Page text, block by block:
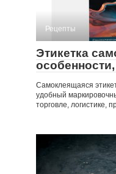
Рецепты
Этикетка
Самоклеящаяся
удобный
торговле, логистике,